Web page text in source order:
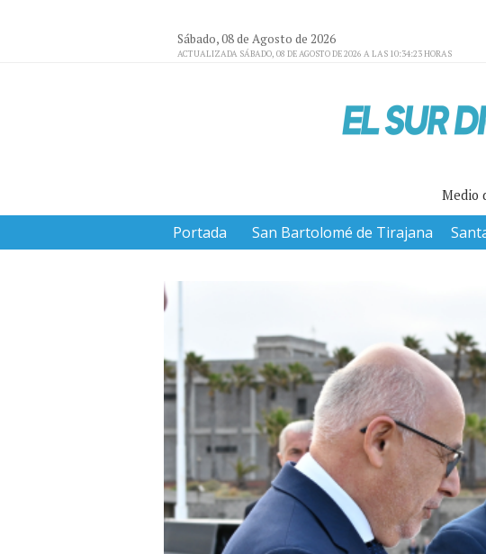
Sábado, 08 de Agosto de 2026
ACTUALIZADA SÁBADO, 08 DE AGOSTO DE 2026 A LAS 10:34:23 HORAS
Medio
Portada San Bartolomé de Tirajana